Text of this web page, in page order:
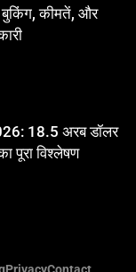
18.5 अरब डॉलर
पूरा विश्लेषण
के पीछे की
2026)
कीमतें, और
18.5 अरब डॉलर
पूरा विश्लेषण